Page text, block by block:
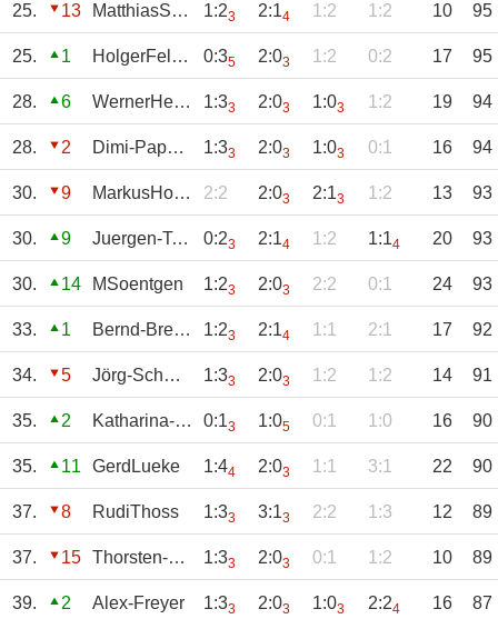
25. 13 MatthiasStelli 1:23 2:14 1:2 1:2 10 95
25. 1 HolgerFelsing 0:35 2:03 1:2 0:2 17 95
28. 6 WernerHerbrand 1:33 2:03 1:03 1:2 19 94
28. 2 Dimi-Pappas 1:33 2:03 1:03 0:1 16 94
30. 9 MarkusHombach 2:2 2:03 2:13 1:2 13 93
30. 9 Juergen-Tondorf 0:23 2:14 1:2 1:14 20 93
30. 14 MSoentgen 1:23 2:03 2:2 0:1 24 93
33. 1 Bernd-Breuer 1:23 2:14 1:1 2:1 17 92
34. 5 Jörg-Schmitz 1:33 2:03 1:2 1:2 14 91
35. 2 Katharina-Andre 0:13 1:05 0:1 1:0 16 90
35. 11 GerdLueke 1:44 2:03 1:1 3:1 22 90
37. 8 RudiThoss 1:33 3:13 2:2 1:3 12 89
37. 15 Thorsten-Cremer 1:33 2:03 0:1 1:2 10 89
39. 2 Alex-Freyer 1:33 2:03 1:03 2:24 16 87